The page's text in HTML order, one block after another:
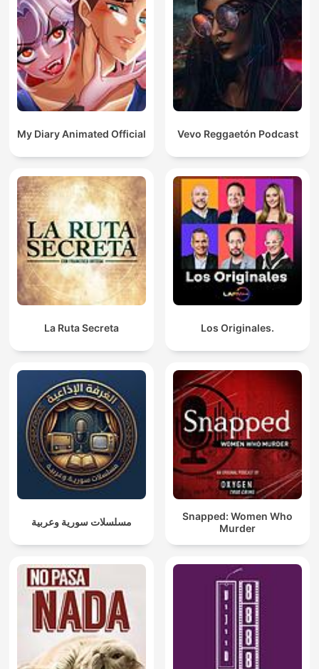
My Diary Animated Official Vevo Reggaetón Podcast
La Ruta Secreta Los Originales.
مسلسلات سورية وعربية
Snapped: Women Who
Murder